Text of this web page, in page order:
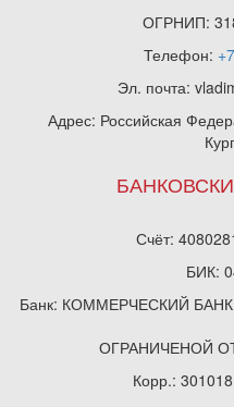
ОГРНИП:
Телефон:
Эл. почта:
Адрес: Российская
Счёт:
БИК:
Банк: КОММЕРЧЕСКИЙ
ОГРАНИЧЕНОЙ
Корр.: